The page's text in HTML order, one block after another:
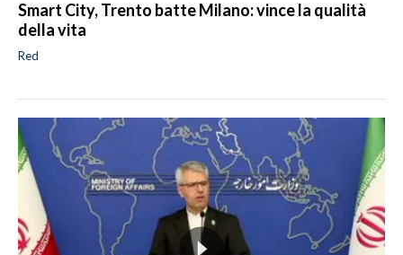
Smart City, Trento batte Milano: vince la qualità
della vita
Red